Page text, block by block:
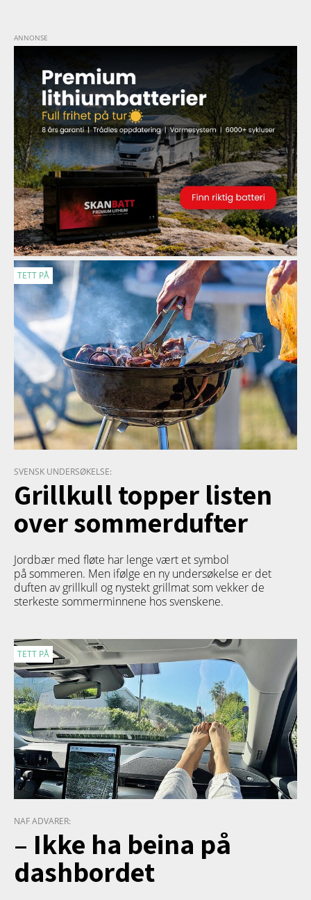
TETT PÅ
SVENSK UNDERSØKELSE:
Grillkull topper listen
over sommerdufter
Jordbær med fløte har lenge vært et symbol
på sommeren. Men ifølge en ny undersøkelse er det
duften av grillkull og nystekt grillmat som vekker de
sterkeste sommerminnene hos svenskene.
TETT PÅ
NAF ADVARER:
– Ikke ha beina på
dashbordet